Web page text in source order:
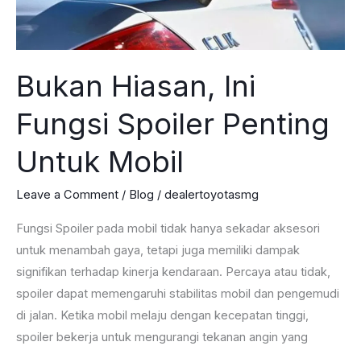
Bukan Hiasan, Ini
Fungsi Spoiler Penting
Untuk Mobil
Leave a Comment / Blog / dealertoyotasmg
Fungsi Spoiler pada mobil tidak hanya sekadar aksesori
untuk menambah gaya, tetapi juga memiliki dampak
signifikan terhadap kinerja kendaraan. Percaya atau tidak,
spoiler dapat memengaruhi stabilitas mobil dan pengemudi
di jalan. Ketika mobil melaju dengan kecepatan tinggi,
spoiler bekerja untuk mengurangi tekanan angin yang